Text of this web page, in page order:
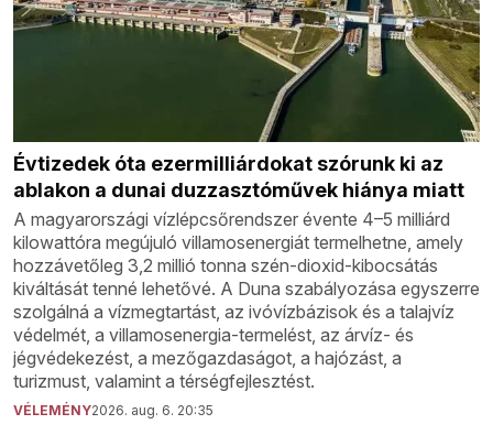
Évtizedek óta ezermilliárdokat szórunk ki az
ablakon a dunai duzzasztóművek hiánya miatt
A magyarországi vízlépcsőrendszer évente 4–5 milliárd
kilowattóra megújuló villamosenergiát termelhetne, amely
hozzávetőleg 3,2 millió tonna szén-dioxid-kibocsátás
kiváltását tenné lehetővé. A Duna szabályozása egyszerre
szolgálná a vízmegtartást, az ivóvízbázisok és a talajvíz
védelmét, a villamosenergia-termelést, az árvíz- és
jégvédekezést, a mezőgazdaságot, a hajózást, a
turizmust, valamint a térségfejlesztést.
VÉLEMÉNY2026. aug. 6. 20:35